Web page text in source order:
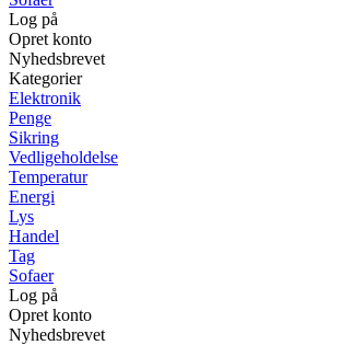
Log på
Opret konto
Nyhedsbrevet
Kategorier
Elektronik
Penge
Sikring
Vedligeholdelse
Temperatur
Energi
Lys
Handel
Tag
Sofaer
Log på
Opret konto
Nyhedsbrevet